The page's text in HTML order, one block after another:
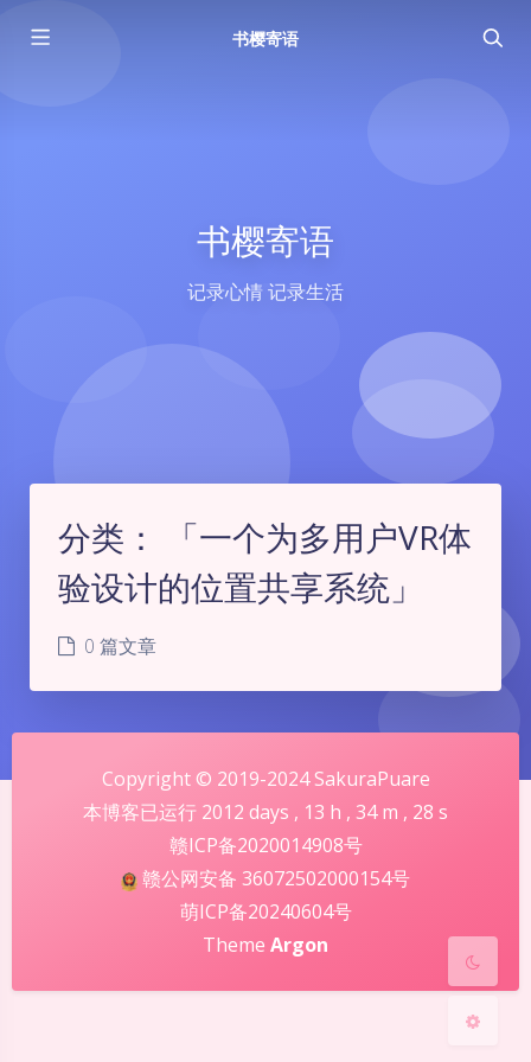
书樱寄语
书樱寄语
记录心情 记录生活
Sans Serif
关闭 日落
分类：
「一个为多用户VR体
验设计的位置共享系统」
0 篇文章
Copyright © 2019-2024 SakuraPuare
本博客已运行 2012 days , 13 h , 34m , 28 s
赣ICP备2020014908号
赣公网安备 36072502000154号
萌ICP备20240604号
Theme Argon